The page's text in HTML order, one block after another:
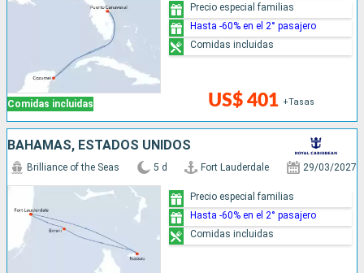
Comidas incluidas US$ 401 +Tasas
Precio especial familias
Hasta -60% en el 2° pasajero
Comidas incluidas
BAHAMAS, ESTADOS UNIDOS
Brilliance of the Seas 5 d Fort Lauderdale 29/03/2027
Precio especial familias
Hasta -60% en el 2° pasajero
Comidas incluidas